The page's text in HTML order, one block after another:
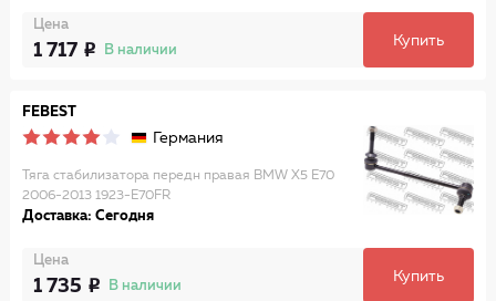
Цена
1 717 В наличии
Купить
FEBEST
Германия
Тяга стабилизатора передн правая BMW X5 E70
2006-2013 1923-E70FR
Доставка: Сегодня
Цена
1 735 В наличии
Купить